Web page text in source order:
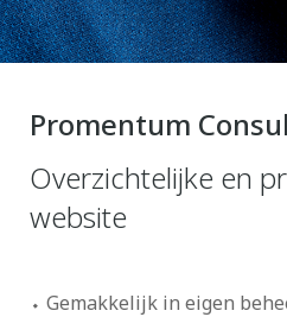
Promentum
Overzichtelijke en
website
Gemakkelijk in eigen